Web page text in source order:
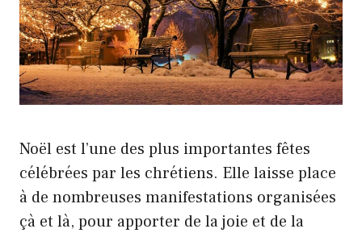
Noël est l’une des plus importantes fêtes
célébrées par les chrétiens. Elle laisse place
à de nombreuses manifestations organisées
çà et là, pour apporter de la joie et de la